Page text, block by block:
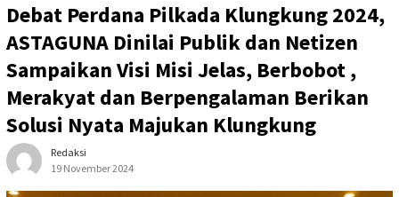
Debat Perdana Pilkada Klungkung 2024,
ASTAGUNA Dinilai Publik dan Netizen
Sampaikan Visi Misi Jelas, Berbobot ,
Merakyat dan Berpengalaman Berikan
Solusi Nyata Majukan Klungkung
Redaksi
19 November 2024